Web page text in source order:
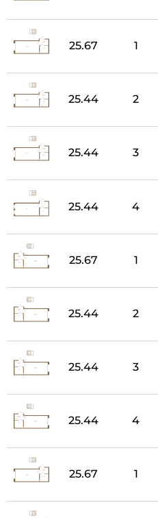
25.67 1
25.44 2
25.44 3
25.44 4
25.67 1
25.44 2
25.44 3
25.44 4
25.67 1